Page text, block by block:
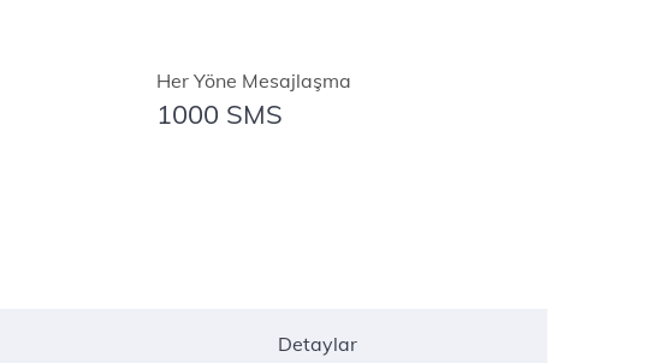
Her Yöne Mesajlaşma
1000 SMS
Detaylar